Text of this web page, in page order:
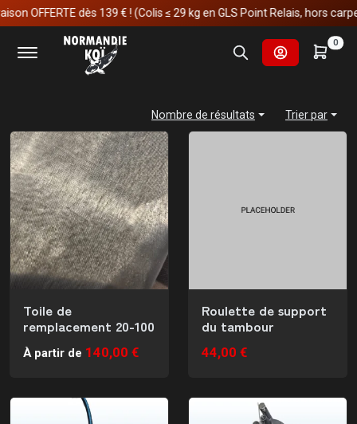
OFFERTE dès 139 € ! (Colis ≤ 29 kg en GLS Point Relais, hors carpes
0
Tambour 20-100
Trier par
Nombre de résultats
Toile de
remplacement 20-100
À partir de 140,00 €
Roulette de support
du tambour
44,00 €